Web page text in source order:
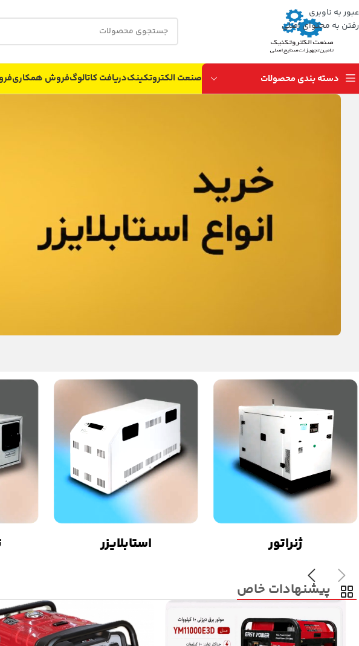
عبور به ناوبری
رفتن به محتوای اصلی
دسته بندی محصولات صنعت الکتروتکینکدریافت کاتالوگفروش همکاری
ژنراتور استابلایزر
پیشنهادات خاص